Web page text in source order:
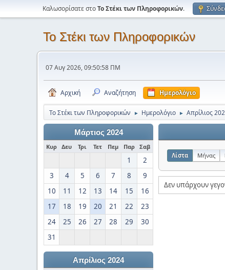
Καλωσορίσατε στοΤο Στέκι των Πληροφορικών.
Το Στέκι των Πληροφορικών
07 Αυγ 2026, 09:50:58 ΠΜ
Αρχική Αναζήτηση Ημερολόγιο
Το Στέκι των Πληροφορικών ► Ημερολόγιο ► Απρίλιος
Μάρτιος 2024
Κυρ Δευ Τρι Τετ Πεμ Παρ Σαβ
1
2
3
4 5 6 7 8
9
10
11 12 13 14 15
16
17
18 19 20 21 22
23
24
25 26 27 28 29
30
31
Απρίλιος 2024
Λίστα Μήνας
Δεν υπάρχουν